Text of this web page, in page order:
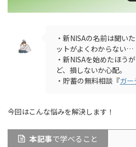
・新NISAの名前は聞い
ットがよくわからない…
・新NISAを始めたほう
ど、損しないか心配。
・貯蓄の無料相談『ガー
今回はこんな悩みを解決します！
本記事で学べること